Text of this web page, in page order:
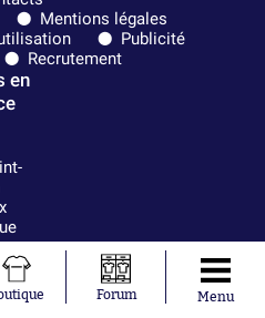
Mentions légales
Publicité
Recrutement
en
Forum Menu